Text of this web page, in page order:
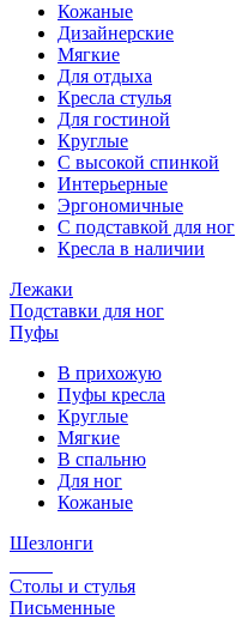
Кожаные
Дизайнерские
Мягкие
Для отдыха
Кресла стулья
Для гостиной
Круглые
С высокой спинкой
Интерьерные
Эргономичные
С подставкой для ног
Кресла в наличии
Лежаки
Подставки для ног
Пуфы
В прихожую
Пуфы кресла
Круглые
Мягкие
В спальню
Для ног
Кожаные
Шезлонги
Столы и стулья
Письменные